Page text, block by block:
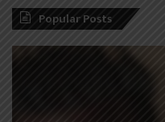
Popular Posts